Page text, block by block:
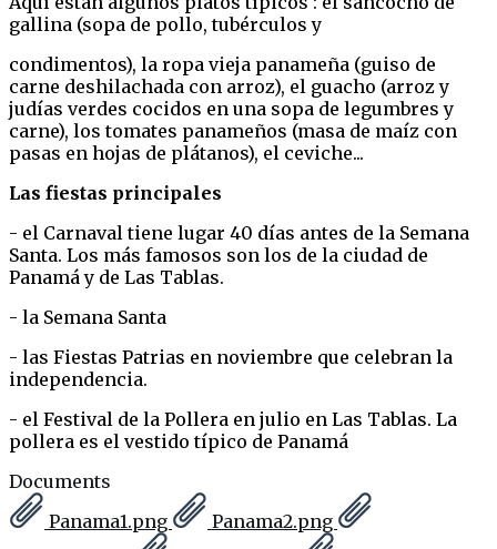
gallina (sopa de pollo, tubérculos y
condimentos), la ropa vieja panameña (guiso de
carne deshilachada con arroz), el guacho (arroz y
judías verdes cocidos en una sopa de legumbres y
carne), los tomates panameños (masa de maíz con
pasas en hojas de plátanos), el ceviche...
Las fiestas principales
- el Carnaval tiene lugar 40 días antes de la Semana
Santa. Los más famosos son los de la ciudad de
Panamá y de Las Tablas.
- la Semana Santa
- las Fiestas Patrias en noviembre que celebran la
independencia.
- el Festival de la Pollera en julio en Las Tablas. La
pollera es el vestido típico de Panamá
Documents
Panama1.png
Panama2.png